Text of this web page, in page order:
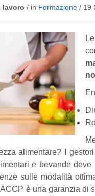
lavoro / in Formazione / 19
alimentare? I
e bevande
sulle modalità
è una garanzia di